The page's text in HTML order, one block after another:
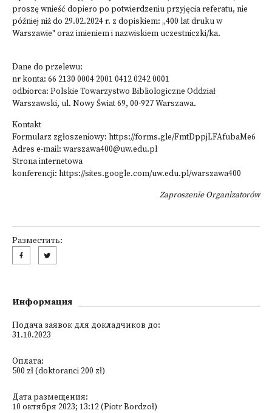
proszę wnieść dopiero po potwierdzeniu przyjęcia referatu, nie
później niż do 29.02.2024 r. z dopiskiem: „400 lat druku w
Warszawie" oraz imieniem i nazwiskiem uczestniczki/ka.
Dane do przelewu:
nr konta: 66 2130 0004 2001 0412 0242 0001
odbiorca: Polskie Towarzystwo Bibliologiczne Oddział
Warszawski, ul. Nowy Świat 69, 00-927 Warszawa.
Kontakt
Formularz zgłoszeniowy: https://forms.gle/FmtDppjLFAfubaMe6
Adres e-mail: warszawa400@uw.edu.pl
Strona internetowa
konferencji: https://sites.google.com/uw.edu.pl/warszawa400
Zaproszenie Organizatorów
Разместить:
Информация
Подача заявок для докладчиков до:
31.10.2023
Оплата:
500 zł (doktoranci 200 zł)
Дата размещения:
10 октября 2023; 13:12 (Piotr Bordzoł)